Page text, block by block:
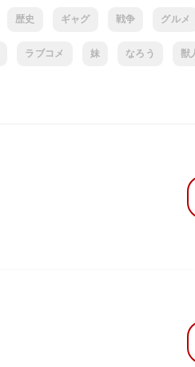
歴史 ギャグ 戦争 グルメ
ラブコメ 妹 なろう 獣